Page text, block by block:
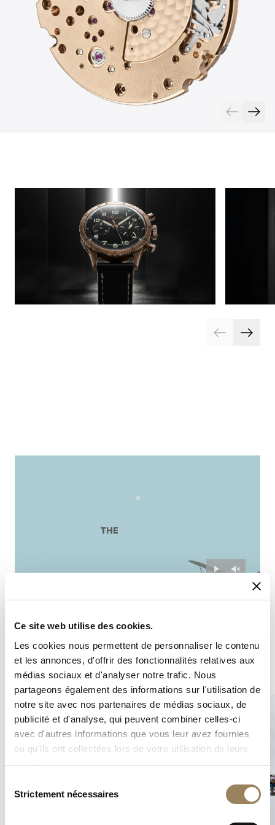
Ce site web utilise des cookies.
Les cookies nous permettent de personnaliser le contenu
et les annonces, d'offrir des fonctionnalités relatives aux
médias sociaux et d'analyser notre trafic. Nous
partageons également des informations sur l'utilisation de
notre site avec nos partenaires de médias sociaux, de
publicité et d'analyse, qui peuvent combiner celles-ci
avec d'autres informations que vous leur avez fournies
ou qu'ils ont collectées lors de votre utilisation de leurs
services.
duStrictement nécessaires
ComplicationsMétiers d'art